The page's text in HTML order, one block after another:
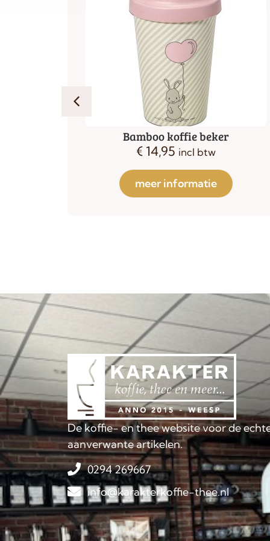
Cafetiere 1 liter koper
€44,95 incl btw
meer informatie
De koffie- en thee website voor de
aanverwante artikelen.
0294 269667
info@karakterkoffie-thee.nl